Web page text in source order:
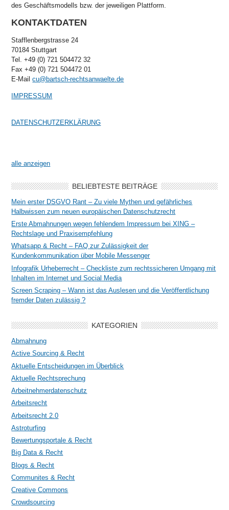
des Geschäftsmodells bzw. der jeweiligen Plattform.
KONTAKTDATEN
Stafflenbergstrasse 24
70184 Stuttgart
Tel. +49 (0) 721 504472 32
Fax +49 (0) 721 504472 01
E-Mailcu@bartsch-rechtsanwaelte.de
IMPRESSUM
DATENSCHUTZERKLÄRUNG
alle anzeigen
BELIEBTESTE BEITRÄGE
Mein erster DSGVO Rant – Zu viele Mythen und gefährliches
Halbwissen zum neuen europäischen Datenschutzrecht
Erste Abmahnungen wegen fehlendem Impressum bei XING –
Rechtslage und Praxisempfehlung
Whatsapp & Recht – FAQ zur Zulässigkeit der
Kundenkommunikation über Mobile Messenger
Infografik Urheberrecht – Checkliste zum rechtssicheren Umgang mit
Inhalten im Internet und Social Media
Screen Scraping – Wann ist das Auslesen und die Veröffentlichung
fremder Daten zulässig ?
KATEGORIEN
Abmahnung
Active Sourcing & Recht
Aktuelle Entscheidungen im Überblick
Aktuelle Rechtsprechung
Arbeitnehmerdatenschutz
Arbeitsrecht
Arbeitsrecht 2.0
Astroturfing
Bewertungsportale & Recht
Big Data & Recht
Blogs & Recht
Communites & Recht
Creative Commons
Crowdsourcing